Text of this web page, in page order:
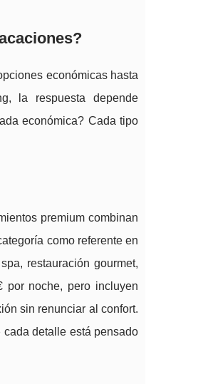
económicas hasta
la respuesta depende
económica? Cada tipo
premium combinan
como referente en
restauración gourmet,
por noche, pero incluyen
sin renunciar al confort.
detalle está pensado